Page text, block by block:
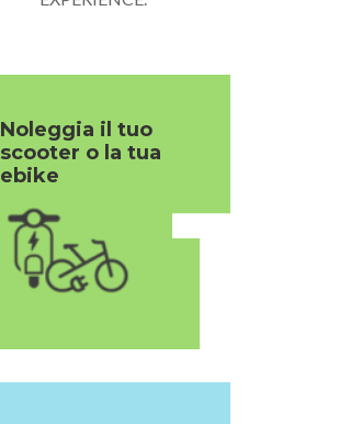
1
Noleggia il tuo
scooter o la tua
ebike